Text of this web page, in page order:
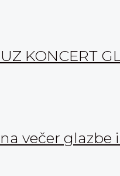
KONCERT
večer glazbe